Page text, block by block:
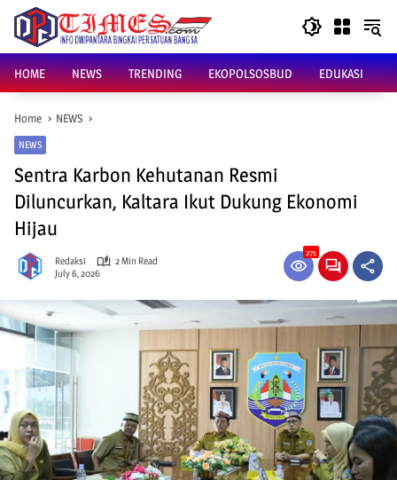
content
HOME
NEWS TRENDING EKOPOLSOSBUD EDUKASI
Home NEWS
NEWS
Sentra Karbon Kehutanan Resmi
Diluncurkan, Kaltara Ikut Dukung Ekonomi
Hijau
Redaksi
2 Min Read
July 6, 2026
271